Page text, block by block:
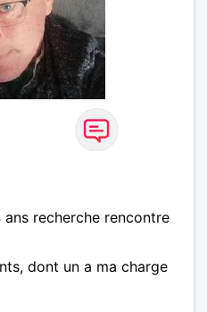
recherche rencontre
dont un a ma charge